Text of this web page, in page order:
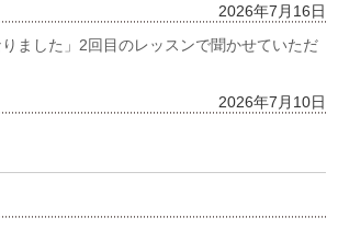
2026年7月16日
りました」2回目のレッスンで聞かせていただ
2026年7月10日